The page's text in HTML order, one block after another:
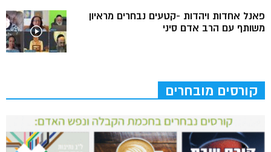
פאנל אחדות ויהדות -קטעים נבחרים מראיון
משותף עם הרב אדם סיני
קורסים מובחרים